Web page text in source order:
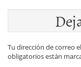
Tu dirección de correo
obligatorios están